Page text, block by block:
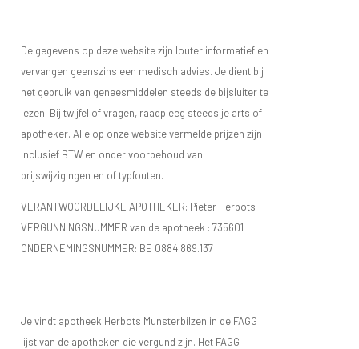
De gegevens op deze website zijn louter informatief en
vervangen geenszins een medisch advies. Je dient bij
het gebruik van geneesmiddelen steeds de bijsluiter te
lezen. Bij twijfel of vragen, raadpleeg steeds je arts of
apotheker. Alle op onze website vermelde prijzen zijn
inclusief BTW en onder voorbehoud van
prijswijzigingen en of typfouten.
VERANTWOORDELIJKE APOTHEKER: Pieter Herbots
VERGUNNINGSNUMMER van de apotheek : 735601
ONDERNEMINGSNUMMER: BE 0884.869.137
Je vindt apotheek Herbots Munsterbilzen in de FAGG
lijst van de apotheken die vergund zijn. Het FAGG